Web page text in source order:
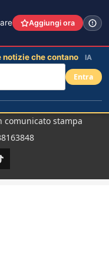
comunicato stampa
Aggiungi ora
che contano IA
Entra